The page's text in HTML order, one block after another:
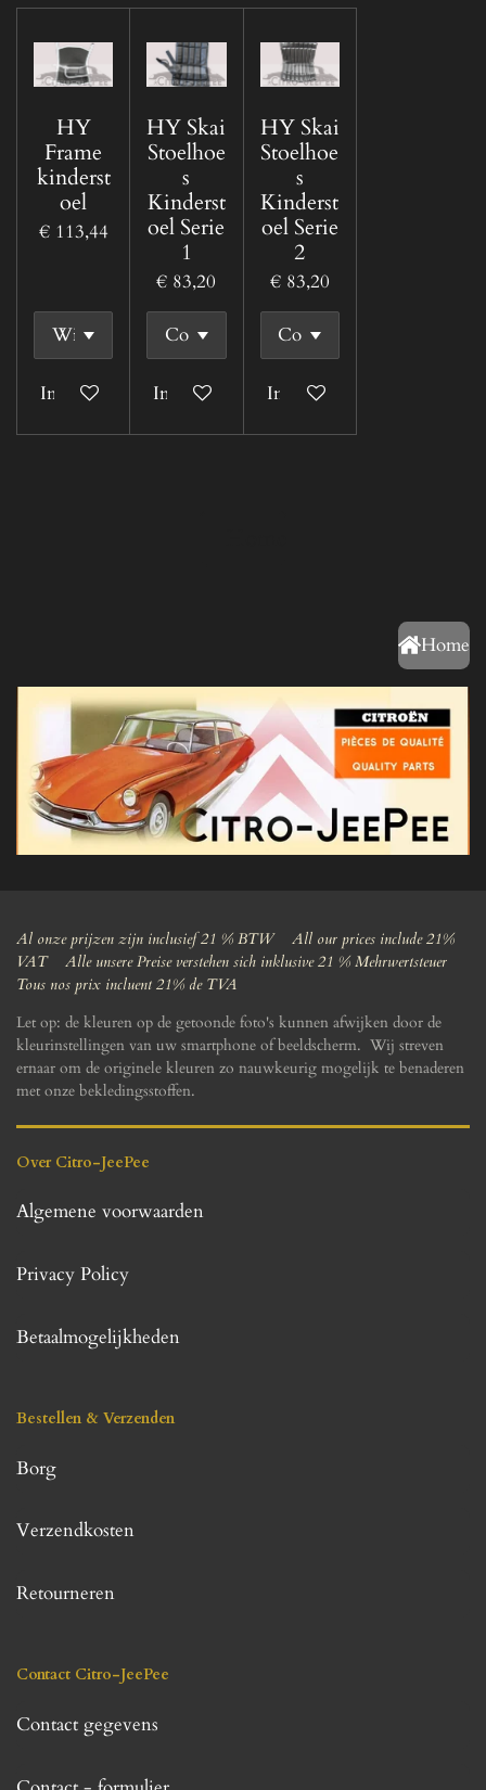
HY
Frame
kinderst
oel
€ 113,44
In winkelwagen
HY Skai
Stoelhoe
s
Kinderst
oel Serie
1
€ 83,20
In winkelwagen
HY Skai
Stoelhoe
s
Kinderst
oel Serie
2
€ 83,20
In winkelwagen
Home
Al onze prijzen zijn inclusief 21 % BTW All our prices include 21%
VAT Alle unsere Preise verstehen sich inklusive 21 % Mehrwertsteuer
Tous nos prix incluent 21% de TVA
Let op: de kleuren op de getoonde foto's kunnen afwijken door de
kleurinstellingen van uw smartphone of beeldscherm. Wij streven
ernaar om de originele kleuren zo nauwkeurig mogelijk te benaderen
met onze bekledingsstoffen.
Over Citro-JeePee
Algemene voorwaarden
Privacy Policy
Betaalmogelijkheden
Bestellen & Verzenden
Borg
Verzendkosten
Retourneren
Contact Citro-JeePee
Contact gegevens